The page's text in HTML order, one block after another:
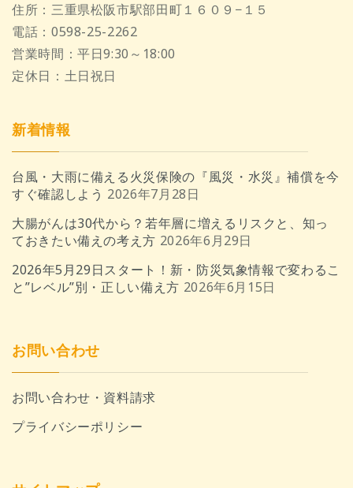
住所： 三重県松阪市駅部田町１６０９−１５
電話： 0598-25-2262
営業時間：平日9:30～18:00
定休日： 土日祝日
新着情報
台風・大雨に備える火災保険の『風災・水災』補償を今
すぐ確認しよう 2026年7月28日
大腸がんは30代から？若年層に増えるリスクと、知っ
ておきたい備えの考え方 2026年6月29日
2026年5月29日スタート！新・防災気象情報で変わるこ
と”レベル”別・正しい備え方 2026年6月15日
お問い合わせ
お問い合わせ・資料請求
プライバシーポリシー